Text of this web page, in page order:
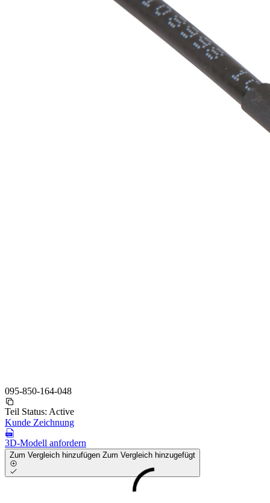
095-850-164-048
Teil Status: Active
Kunde Zeichnung
3D-Modell anfordern
Zum Vergleich hinzufügen Zum Vergleich hinzugefügt